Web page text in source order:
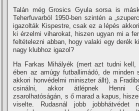
Talán még Grosics Gyula sorsa is
Teherfuvarból 1950-ben szintén a
igazolták Kispestre, csak ez a lépés
ki érzelmi viharokat, hiszen ugyan mi a
feltételezni abban, hogy valaki egy derék
nagy klubhoz igazol?
Ha Farkas Mihályék (mert azt tudni
ében az amúgy futballimádó, de min­den
akkori honvédelmi miniszter állt), a
csinál­ni, akkor átlépnek Henni
zsarolhatóságán, s ő marad a kapus,
viselte. Rudasnál jobb jobbhátvédet